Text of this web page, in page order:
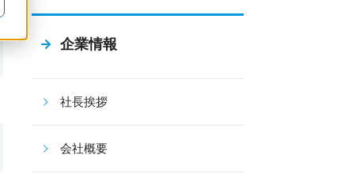
企業情報
社長挨拶
会社概要